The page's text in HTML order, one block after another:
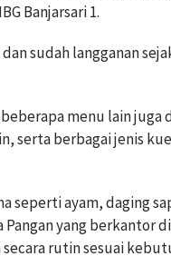
Banjarsari 1.
sudah langganan
menu lain
serta berbagai jenis
seperti ayam, daging
yang berkantor
rutin sesuai